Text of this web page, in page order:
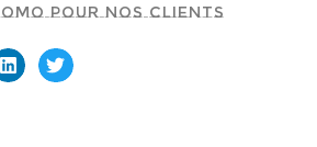
pour nos clients